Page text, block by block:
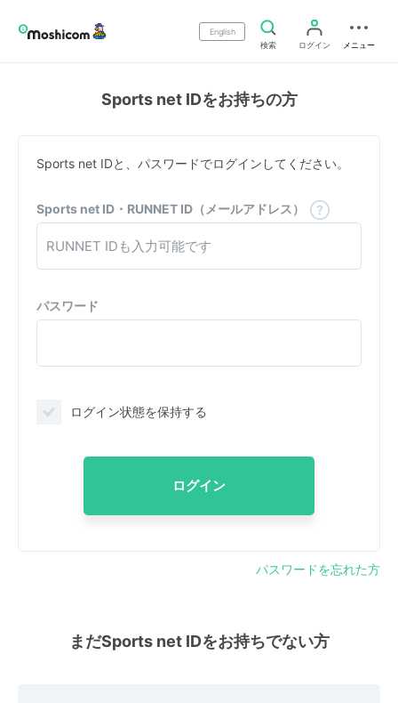
English
検索
ログイン メニュー
Sports net IDをお持ちの方
Sports net IDと、パスワードでログインしてください。
Sports net ID・RUNNET ID（メールアドレス）
パスワード
ログイン状態を保持する
ログイン
パスワードを忘れた方
まだSports net IDをお持ちでない方